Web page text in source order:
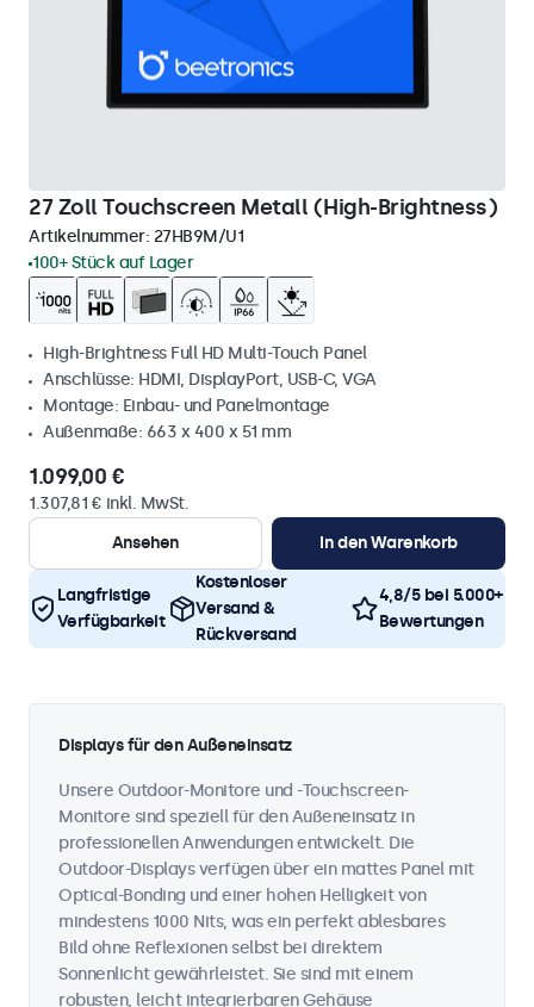
27 Zoll Touchscreen Metall (High-Brightness)
Artikelnummer: 27HB9M/U1
100+ Stück auf Lager
High-Brightness Full HD Multi-Touch Panel
Anschlüsse: HDMI, DisplayPort, USB-C, VGA
Montage: Einbau- und Panelmontage
Außenmaße: 663 x 400 x 51 mm
1.099,00 €
1.307,81 € inkl. MwSt.
Ansehen
In den Warenkorb
Langfristige
Verfügbarkeit
Kostenloser
Versand &
Rückversand
4,8/5 bei 5.000+
Bewertungen
Displays für den Außeneinsatz
Unsere Outdoor-Monitore und -Touchscreen-
Monitore sind speziell für den Außeneinsatz in
professionellen Anwendungen entwickelt. Die
Outdoor-Displays verfügen über ein mattes Panel mit
Optical-Bonding und einer hohen Helligkeit von
mindestens 1000 Nits, was ein perfekt ablesbares
Bild ohne Reflexionen selbst bei direktem
Sonnenlicht gewährleistet. Sie sind mit einem
robusten, leicht integrierbaren Gehäuse